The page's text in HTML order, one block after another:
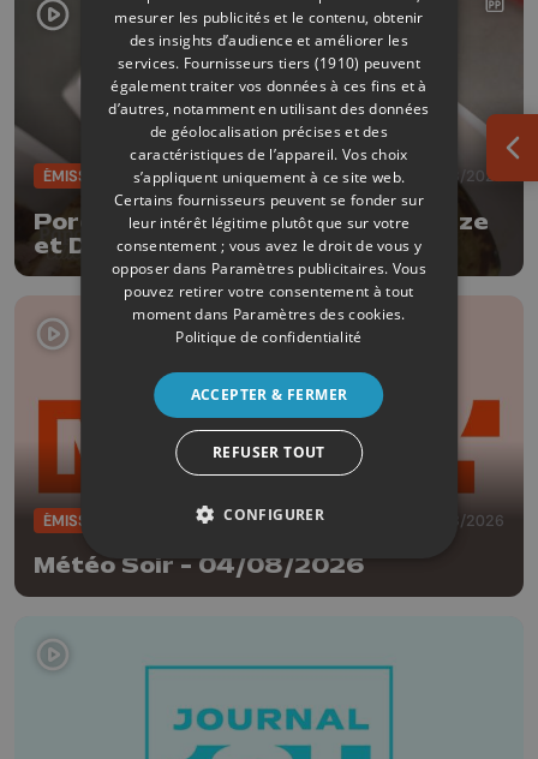
ÉMISSIONS 04/08/2026
Porc à la bière Tripick avec Delhaize
et Dufrais
ÉMISSIONS 04/08/2026
Météo Soir - 04/08/2026
mesurer les publicités et le contenu, obtenir
des insights d’audience et améliorer les
services. Fournisseurs tiers (1910) peuvent
également traiter vos données à ces fins et à
d’autres, notamment en utilisant des données
de géolocalisation précises et des
caractéristiques de l’appareil. Vos choix
s’appliquent uniquement à ce site web.
Certains fournisseurs peuvent se fonder sur
leur intérêt légitime plutôt que sur votre
consentement ; vous avez le droit de vous y
opposer dans Paramètres publicitaires. Vous
pouvez retirer votre consentement à tout
moment dans Paramètres des cookies.
Politique de confidentialité
ACCEPTER & FERMER
REFUSER TOUT
CONFIGURER